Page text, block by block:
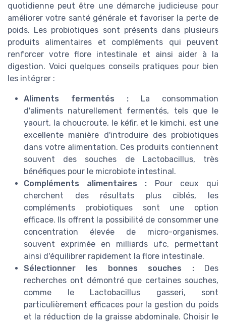
quotidienne peut être une démarche judicieuse pour
améliorer votre santé générale et favoriser la perte de
poids. Les probiotiques sont présents dans plusieurs
produits alimentaires et compléments qui peuvent
renforcer votre flore intestinale et ainsi aider à la
digestion. Voici quelques conseils pratiques pour bien
les intégrer :
Aliments fermentés : La consommation
d'aliments naturellement fermentés, tels que le
yaourt, la choucroute, le kéfir, et le kimchi, est une
excellente manière d'introduire des probiotiques
dans votre alimentation. Ces produits contiennent
souvent des souches de Lactobacillus, très
bénéfiques pour le microbiote intestinal.
Compléments alimentaires : Pour ceux qui
cherchent des résultats plus ciblés, les
compléments probiotiques sont une option
efficace. Ils offrent la possibilité de consommer une
concentration élevée de micro-organismes,
souvent exprimée en milliards ufc, permettant
ainsi d'équilibrer rapidement la flore intestinale.
Sélectionner les bonnes souches :Des
recherches ont démontré que certaines souches,
comme le Lactobacillus gasseri, sont
particulièrement efficaces pour la gestion du poids
et la réduction de la graisse abdominale. Choisir le